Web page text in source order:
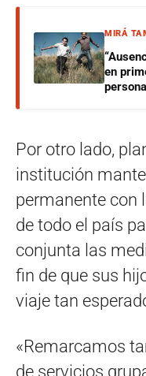
MIRÁ
en
Por otro lado,
institución
permanente con
de todo el país
conjunta las
fin de que sus
viaje tan
«Remarcamos
de servicios